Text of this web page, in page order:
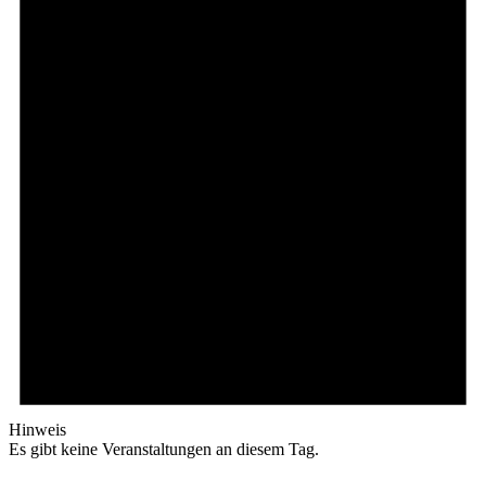
Hinweis
Es gibt keine Veranstaltungen an diesem Tag.